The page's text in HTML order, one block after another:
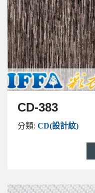
CD-383
分類: CD(設計紋)